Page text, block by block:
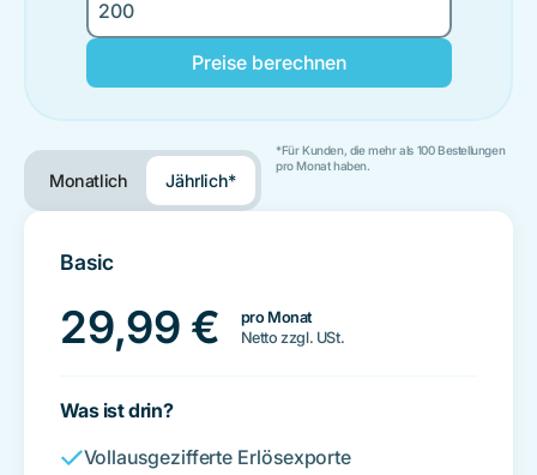
Preise berechnen
Monatlich Jährlich*
*Für Kunden, die mehr als 100 Bestellungen
pro Monat haben.
Basic
29,99 €
pro Monat
Netto zzgl. USt.
Was ist drin?
Vollausgezifferte Erlösexporte